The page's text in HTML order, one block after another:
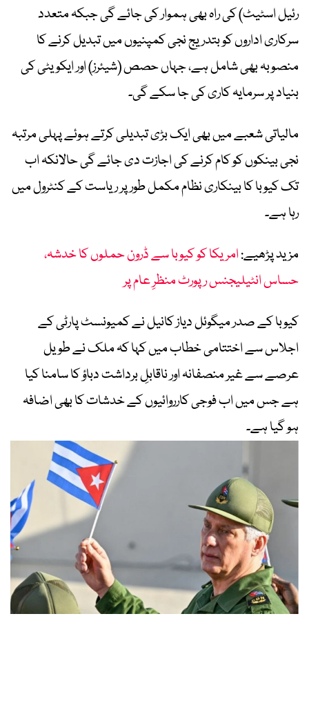
رئیل اسٹیٹ) کی راہ بھی ہموار کی جائے گی جبکہ متعدد
سرکاری اداروں کو بتدریج نجی کمپنیوں میں تبدیل کرنے کا
منصوبہ بھی شامل ہے، جہاں حصص (شیئرز) اور ایکویٹی کی
بنیاد پر سرمایہ کاری کی جا سکے گی۔
مالیاتی شعبے میں بھی ایک بڑی تبدیلی کرتے ہوئے پہلی مرتبہ
نجی بینکوں کو کام کرنے کی اجازت دی جائے گی حالانکہ اب
تک کیوبا کا بینکاری نظام مکمل طور پر ریاست کے کنٹرول میں
رہا ہے۔
مزید پڑھیے:امریکا کو کیوبا سے ڈرون حملوں کا خدشہ،
حساس انٹیلیجنس رپورٹ منظرِ عام پر
کیوبا کے صدر میگوئل دیاز کانیل نے کمیونسٹ پارٹی کے
اجلاس سے اختتامی خطاب میں کہا کہ ملک نے طویل
عرصے سے غیر منصفانہ اور ناقابلِ برداشت دباؤ کا سامنا کیا
ہے جس میں اب فوجی کارروائیوں کے خدشات کا بھی اضافہ
ہو گیا ہے۔